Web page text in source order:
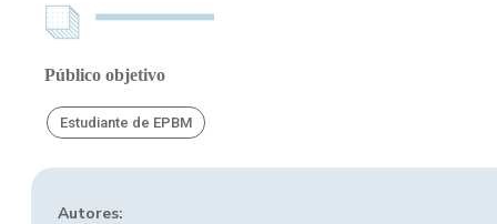
Público objetivo
Estudiante de EPBM
Autores: